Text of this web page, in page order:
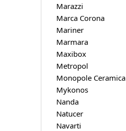
Marazzi
Marca Corona
Mariner
Marmara
Maxibox
Metropol
Monopole Ceramica
Mykonos
Nanda
Natucer
Navarti